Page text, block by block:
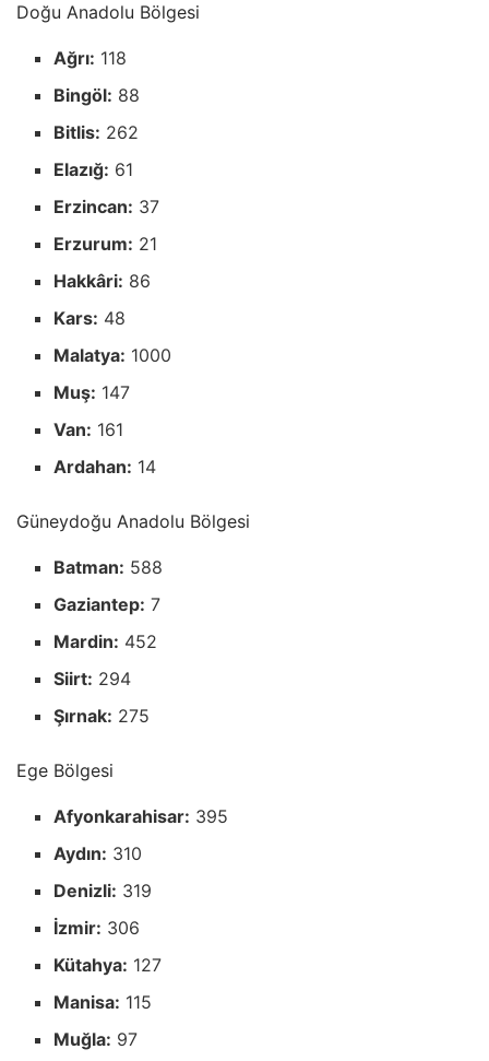
Doğu Anadolu Bölgesi
Ağrı: 118
Bingöl: 88
Bitlis: 262
Elazığ: 61
Erzincan: 37
Erzurum: 21
Hakkâri: 86
Kars: 48
Malatya: 1000
Muş: 147
Van: 161
Ardahan: 14
Güneydoğu Anadolu Bölgesi
Batman: 588
Gaziantep: 7
Mardin: 452
Siirt: 294
Şırnak: 275
Ege Bölgesi
Afyonkarahisar: 395
Aydın: 310
Denizli: 319
İzmir: 306
Kütahya: 127
Manisa: 115
Muğla: 97